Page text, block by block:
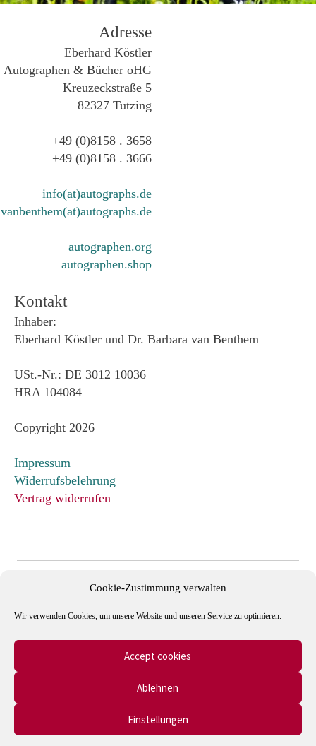
Cookie-Zustimmung verwalten
Wir verwenden Cookies, um unsere Website und unseren Service zu optimieren.
Accept cookies
Ablehnen
Einstellungen
Adresse
Eberhard Köstler
Autographen & Bücher oHG
Kreuzeckstraße 5
82327 Tutzing
+49 (0)8158 . 3658
+49 (0)8158 . 3666
info(at)autographs.de
vanbenthem(at)autographs.de
autographen.org
autographen.shop
Kontakt
Inhaber:
Eberhard Köstler und Dr. Barbara van Benthem
USt.-Nr.: DE 3012 10036
HRA 104084
Copyright 2026
Impressum
Widerrufsbelehrung
Vertrag widerrufen
Mitglied im Verband Deutscher Antiquare e.V. und in der
International League of Antiquarian Booksellers (ILAB).